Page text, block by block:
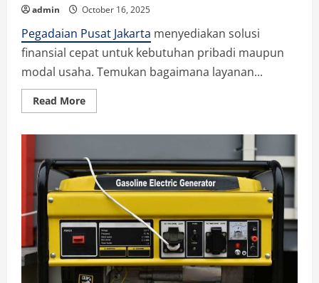
admin October 16, 2025
Pegadaian Pusat Jakarta menyediakan solusi
finansial cepat untuk kebutuhan pribadi maupun
modal usaha. Temukan bagaimana layanan...
Read MoreRead
more
Pusat
Jakarta